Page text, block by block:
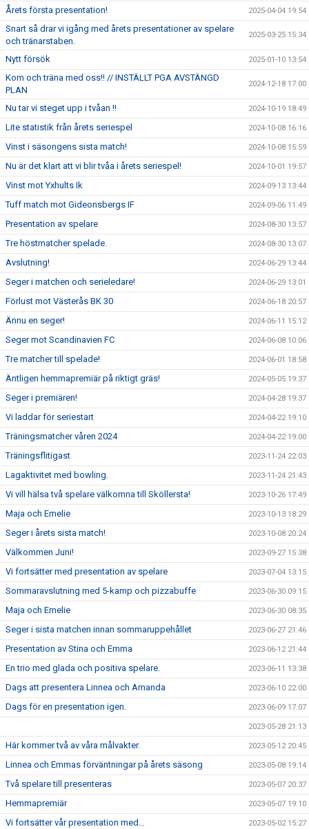
Årets första presentation! 2025-04-04 19:54
Snart så drar vi igång med årets presentationer av spelare
och tränarstaben.
2025-03-25 15:34
Nytt försök 2025-01-10 13:54
Kom och träna med oss!! // INSTÄLLT PGA AVSTÄNGD
PLAN
2024-12-18 17:00
Nu tar vi steget upp i tvåan !! 2024-10-19 18:49
Lite statistik från årets seriespel 2024-10-08 16:16
Vinst i säsongens sista match! 2024-10-08 15:59
Nu är det klart att vi blir tvåa i årets seriespel! 2024-10-01 19:57
Vinst mot Yxhults Ik 2024-09-13 13:44
Tuff match mot Gideonsbergs IF 2024-09-06 11:49
Presentation av spelare 2024-08-30 13:57
Tre höstmatcher spelade. 2024-08-30 13:07
Avslutning! 2024-06-29 13:44
Seger i matchen och serieledare! 2024-06-29 13:01
Förlust mot Västerås BK 30 2024-06-18 20:57
Ännu en seger! 2024-06-11 15:12
Seger mot Scandinavien FC 2024-06-08 10:06
Tre matcher till spelade! 2024-06-01 18:58
Äntligen hemmapremiär på riktigt gräs! 2024-05-05 19:37
Seger i premiären! 2024-04-28 19:37
Vi laddar för seriestart 2024-04-22 19:10
Träningsmatcher våren 2024 2024-04-22 19:00
Träningsflitigast 2023-11-24 22:03
Lagaktivitet med bowling. 2023-11-24 21:43
Vi vill hälsa två spelare välkomna till Sköllersta! 2023-10-26 17:49
Maja och Emelie 2023-10-13 18:29
Seger i årets sista match! 2023-10-08 20:24
Välkommen Juni! 2023-09-27 15:38
Vi fortsätter med presentation av spelare 2023-07-04 13:15
Sommaravslutning med 5-kamp och pizzabuffe 2023-06-30 09:15
Maja och Emelie 2023-06-30 08:35
Seger i sista matchen innan sommaruppehållet 2023-06-27 21:46
Presentation av Stina och Emma 2023-06-12 21:44
En trio med glada och positiva spelare. 2023-06-11 13:38
Dags att presentera Linnea och Amanda 2023-06-10 22:00
Dags för en presentation igen. 2023-06-09 17:07
2023-05-28 21:13
Här kommer två av våra målvakter. 2023-05-12 20:45
Linnea och Emmas förväntningar på årets säsong 2023-05-08 19:14
Två spelare till presenteras 2023-05-07 20:37
Hemmapremiär 2023-05-07 19:10
Vi fortsätter vår presentation med… 2023-05-02 15:27